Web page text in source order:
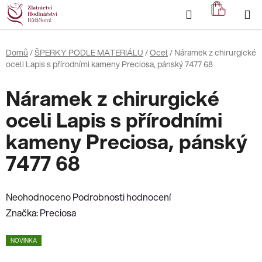
Přejít
na
obsah
Hledat
KOŠÍK
Domů /ŠPERKY PODLE MATERIÁLU /Ocel/ Náramek z chirurgické
oceli Lapis s přírodními kameny Preciosa, pánský 7477 68
Náramek z chirurgické
oceli Lapis s přírodními
kameny Preciosa, pánský
7477 68
Průměrné
hodnocení
je
NeohodnocenoPodrobnosti hodnocení
Značka:Preciosa
NOVINKA